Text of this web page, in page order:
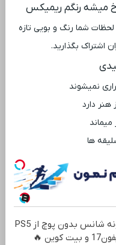
میشه رنگم ریمیکس
لحظات شما رنگ و بویی تازه
اشتراک بگذارید.
نمیشوند
هنر دارد
‌ها
گردونه شانس بدون پوچ از PS5
کوین 🔥